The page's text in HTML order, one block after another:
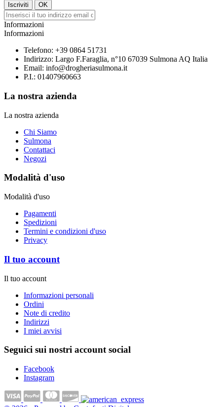
Informazioni
Informazioni
Telefono: +39 0864 51731
Indirizzo: Largo F.Faraglia, n°10 67039 Sulmona AQ Italia
Email: info@drogheriasulmona.it
P.I.: 01407960663
La nostra azienda
La nostra azienda
Chi Siamo
Sulmona
Contattaci
Negozi
Modalità d'uso
Modalità d'uso
Pagamenti
Spedizioni
Termini e condizioni d'uso
Privacy
Il tuo account
Il tuo account
Informazioni personali
Ordini
Note di credito
Indirizzi
I miei avvisi
Seguici sui nostri account social
Facebook
Instagram